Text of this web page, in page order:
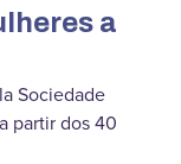
a
Sociedade
partir dos 40